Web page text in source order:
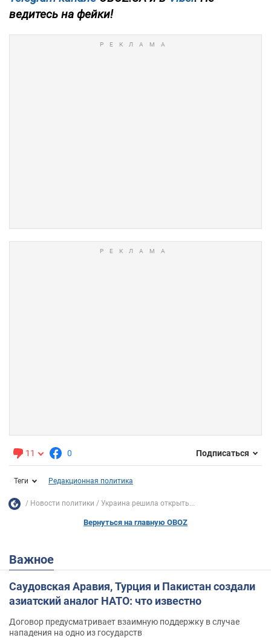
ведитесь на фейки!
11 0 Подписаться
Теги Редакционная политика
Новости политики Украина решила открыть...
Вернуться на главную OBOZ
Важное
Саудовская Аравия, Турция и Пакистан создали
азиатский аналог НАТО: что известно
Договор предусматривает взаимную поддержку в случае
нападения на одно из государств